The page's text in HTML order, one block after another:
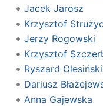
Jacek Jarosz
Krzysztof
Jerzy Rogowski
Krzysztof
Ryszard Olesiński
Dariusz
Anna Gajewska